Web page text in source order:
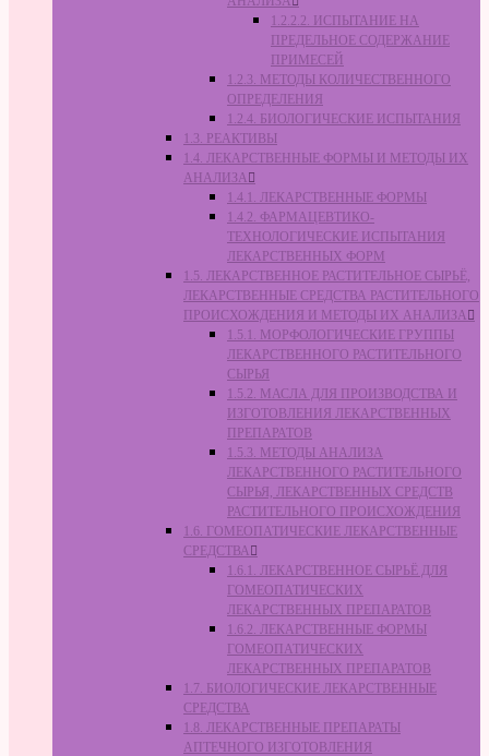
1.2.2.2. ИСПЫТАНИЕ НА
ПРЕДЕЛЬНОЕ СОДЕРЖАНИЕ
ПРИМЕСЕЙ
1.2.3. МЕТОДЫ КОЛИЧЕСТВЕННОГО
ОПРЕДЕЛЕНИЯ
1.2.4. БИОЛОГИЧЕСКИЕ ИСПЫТАНИЯ
1.3. РЕАКТИВЫ
1.4. ЛЕКАРСТВЕННЫЕ ФОРМЫ И МЕТОДЫ ИХ
АНАЛИЗА
1.4.1. ЛЕКАРСТВЕННЫЕ ФОРМЫ
1.4.2. ФАРМАЦЕВТИКО-
ТЕХНОЛОГИЧЕСКИЕ ИСПЫТАНИЯ
ЛЕКАРСТВЕННЫХ ФОРМ
1.5. ЛЕКАРСТВЕННОЕ РАСТИТЕЛЬНОЕ СЫРЬЁ,
ЛЕКАРСТВЕННЫЕ СРЕДСТВА РАСТИТЕЛЬНОГО
ПРОИСХОЖДЕНИЯ И МЕТОДЫ ИХ АНАЛИЗА
1.5.1. МОРФОЛОГИЧЕСКИЕ ГРУППЫ
ЛЕКАРСТВЕННОГО РАСТИТЕЛЬНОГО
СЫРЬЯ
1.5.2. МАСЛА ДЛЯ ПРОИЗВОДСТВА И
ИЗГОТОВЛЕНИЯ ЛЕКАРСТВЕННЫХ
ПРЕПАРАТОВ
1.5.3. МЕТОДЫ АНАЛИЗА
ЛЕКАРСТВЕННОГО РАСТИТЕЛЬНОГО
СЫРЬЯ, ЛЕКАРСТВЕННЫХ СРЕДСТВ
РАСТИТЕЛЬНОГО ПРОИСХОЖДЕНИЯ
1.6. ГОМЕОПАТИЧЕСКИЕ ЛЕКАРСТВЕННЫЕ
СРЕДСТВА
1.6.1. ЛЕКАРСТВЕННОЕ СЫРЬЁ ДЛЯ
ГОМЕОПАТИЧЕСКИХ
ЛЕКАРСТВЕННЫХ ПРЕПАРАТОВ
1.6.2. ЛЕКАРСТВЕННЫЕ ФОРМЫ
ГОМЕОПАТИЧЕСКИХ
ЛЕКАРСТВЕННЫХ ПРЕПАРАТОВ
1.7. БИОЛОГИЧЕСКИЕ ЛЕКАРСТВЕННЫЕ
СРЕДСТВА
1.8. ЛЕКАРСТВЕННЫЕ ПРЕПАРАТЫ
АПТЕЧНОГО ИЗГОТОВЛЕНИЯ